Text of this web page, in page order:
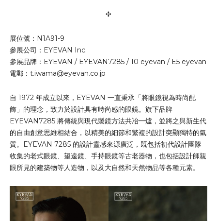
✣
展位號：N1A91-9
參展公司：EYEVAN Inc.
參展品牌：EYEVAN / EYEVAN7285 / 10 eyevan / E5 eyevan
電郵： t.iwama@eyevan.co.jp
自 1972 年成立以來，EYEVAN 一直秉承「將眼鏡視為時尚配
飾」的理念，致力於設計具有時尚感的眼鏡。旗下品牌
EYEVAN7285 將傳統與現代製鏡方法共冶一爐，並將之與新生代
的自由創意思維相結合，以精美的細節和繁複的設計突顯獨特的氣
質。EYEVAN 7285 的設計靈感來源廣泛，既包括初代設計團隊
收集的老式眼鏡、望遠鏡、手持眼鏡等古老器物，也包括設計師親
眼所見的建築物等人造物，以及大自然和天然物品等各種元素。